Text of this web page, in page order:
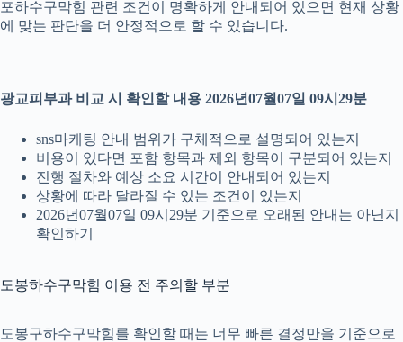
포하수구막힘 관련 조건이 명확하게 안내되어 있으면 현재 상황
에 맞는 판단을 더 안정적으로 할 수 있습니다.
광교피부과 비교 시 확인할 내용 2026년07월07일 09시29분
sns마케팅 안내 범위가 구체적으로 설명되어 있는지
비용이 있다면 포함 항목과 제외 항목이 구분되어 있는지
진행 절차와 예상 소요 시간이 안내되어 있는지
상황에 따라 달라질 수 있는 조건이 있는지
2026년07월07일 09시29분 기준으로 오래된 안내는 아닌지
확인하기
도봉하수구막힘 이용 전 주의할 부분
도봉구하수구막힘를 확인할 때는 너무 빠른 결정만을 기준으로